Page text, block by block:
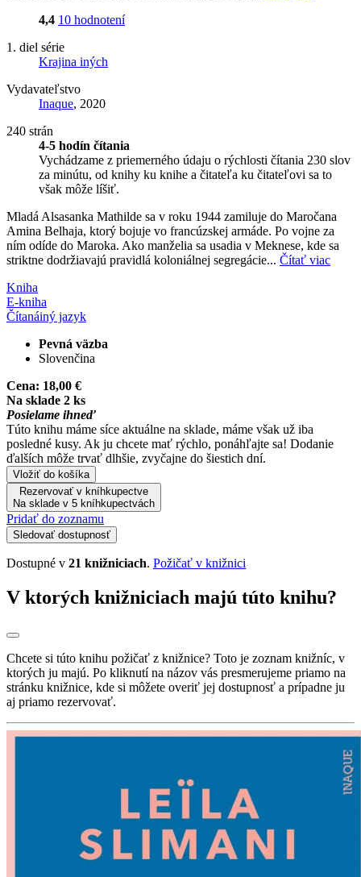
4,4 10 hodnotení
1. diel série
Krajina iných
Vydavateľstvo
Inaque, 2020
240 strán
4-5 hodín čítania
Vychádzame z priemerného údaju o rýchlosti čítania 230 slov
za minútu, od knihy ku knihe a čitateľa ku čitateľovi sa to
však môže líšiť.
Mladá Alsasanka Mathilde sa v roku 1944 zamiluje do Maročana
Amina Belhaja, ktorý bojuje vo francúzskej armáde. Po vojne za
ním odíde do Maroka. Ako manželia sa usadia v Meknese, kde sa
striktne dodržiavajú pravidlá koloniálnej segregácie... Čítať viac
Kniha
E-kniha
Čítanáiný jazyk
Pevná väzba
Slovenčina
Cena: 18,00 €
Na sklade 2 ks
Posielame ihneď
Túto knihu máme síce aktuálne na sklade, máme však už iba
posledné kusy. Ak ju chcete mať rýchlo, ponáhľajte sa! Dodanie
ďalších môže trvať dlhšie, zvyčajne do šiestich dní.
Vložiť do košíka
Rezervovať v kníhkupectve
Na sklade v 5 kníhkupectvách
Pridať do zoznamu
Sledovať dostupnosť
Dostupné v 21 knižniciach. Požičať v knižnici
V ktorých knižniciach majú túto knihu?
Chcete si túto knihu požičať z knižnice? Toto je zoznam knižníc, v
ktorých ju majú. Po kliknutí na názov vás presmerujeme priamo na
stránku knižnice, kde si môžete overiť jej dostupnosť a prípadne ju
aj priamo rezervovať.